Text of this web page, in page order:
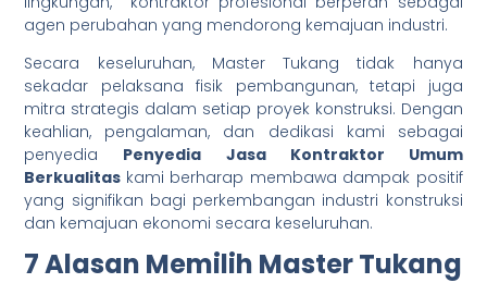
agen perubahan yang mendorong kemajuan industri.
Secara keseluruhan, Master Tukang tidak hanya
sekadar pelaksana fisik pembangunan, tetapi juga
mitra strategis dalam setiap proyek konstruksi. Dengan
keahlian, pengalaman, dan dedikasi kami sebagai
penyedia Penyedia Jasa Kontraktor Umum
Berkualitas kami berharap membawa dampak positif
yang signifikan bagi perkembangan industri konstruksi
dan kemajuan ekonomi secara keseluruhan.
7 Alasan Memilih Master Tukang